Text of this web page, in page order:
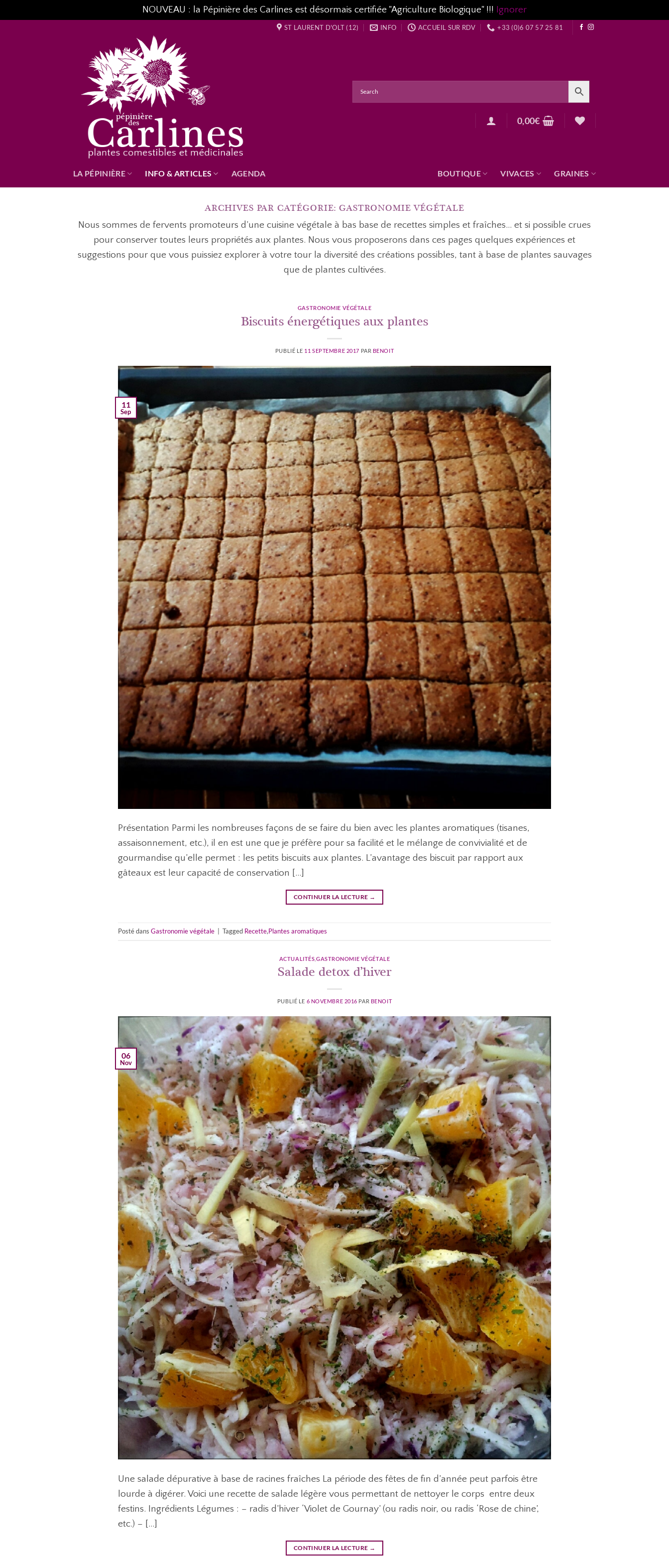
NOUVEAU : la Pépinière des Carlines est désormais certifiée "Agriculture Biologique" !!! Ignorer
ST LAURENT D'OLT (12) INFO ACCUEIL SUR RDV +33 (0)6 07 57 25 81
0,00€
LA PÉPINIÈRE INFO & ARTICLES AGENDA BOUTIQUE VIVACES GRAINES
ARCHIVES PAR CATÉGORIE:GASTRONOMIE VÉGÉTALE
Nous sommes de fervents promoteurs d’une cuisine végétale à bas base de recettes simples et fraîches… et si possible crues
pour conserver toutes leurs propriétés aux plantes. Nous vous proposerons dans ces pages quelques expériences et
suggestions pour que vous puissiez explorer à votre tour la diversité des créations possibles, tant à base de plantes sauvages
que de plantes cultivées.
GASTRONOMIE VÉGÉTALE
Biscuits énergétiques aux plantes
PUBLIÉ LE 11 SEPTEMBRE 2017 PAR BENOIT
11
Sep
Présentation Parmi les nombreuses façons de se faire du bien avec les plantes aromatiques (tisanes,
assaisonnement, etc.), il en est une que je préfère pour sa facilité et le mélange de convivialité et de
gourmandise qu’elle permet : les petits biscuits aux plantes. L’avantage des biscuit par rapport aux
gâteaux est leur capacité de conservation […]
CONTINUER LA LECTURE →
Posté dans Gastronomie végétale Tagged Recette,Plantes aromatiques
ACTUALITÉS GASTRONOMIE VÉGÉTALE
Salade detox d’hiver
PUBLIÉ LE 6 NOVEMBRE 2016 PAR BENOIT
06
Nov
Une salade dépurative à base de racines fraîches La période des fêtes de fin d’année peut parfois être
lourde à digérer. Voici une recette de salade légère vous permettant de nettoyer le corps entre deux
festins. Ingrédients Légumes : – radis d’hiver ‘Violet de Gournay’ (ou radis noir, ou radis ‘Rose de chine’,
etc.) – […]
CONTINUER LA LECTURE →